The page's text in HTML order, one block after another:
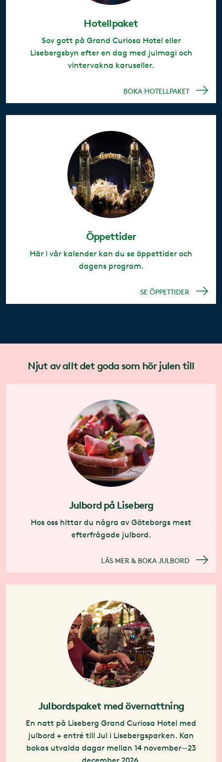
Hotellpaket
Sov gott på Grand Curiosa Hotel eller
Lisebergsbyn efter en dag med julmagi och
vintervakna karuseller.
BOKA HOTELLPAKET
Öppettider
Här i vår kalender kan du se öppettider och
dagens program.
SE ÖPPETTIDER
Njut av allt det goda som hör julen till
Julbord på Liseberg
Hos oss hittar du några av Göteborgs mest
efterfrågade julbord.
LÄS MER & BOKA JULBORD
Julbordspaket med övernattning
En natt på Liseberg Grand Curiosa Hotel med
julbord + entré till Jul i Lisebergsparken. Kan
bokas utvalda dagar mellan 14 november—23